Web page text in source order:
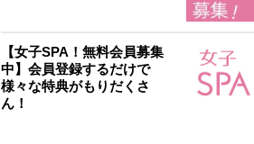
【女子SPA！無料会員募集
中】会員登録するだけで
様々な特典がもりだくさ
ん！